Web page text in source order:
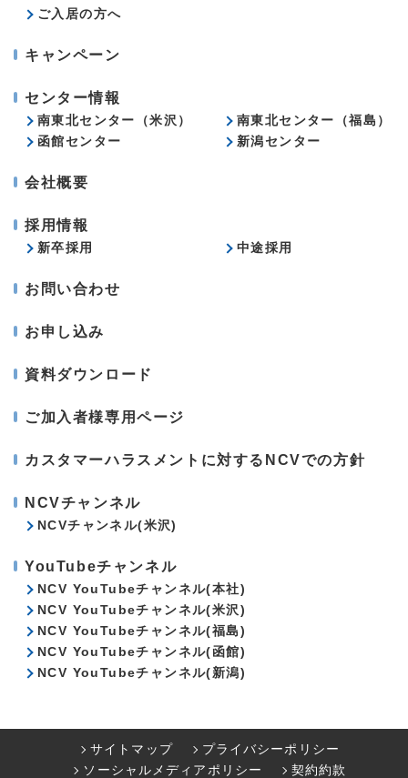
ご入居の方へ
キャンペーン
センター情報
南東北センター（米沢）
南東北センター（福島）
函館センター
新潟センター
会社概要
採用情報
新卒採用 中途採用
お問い合わせ
お申し込み
資料ダウンロード
ご加入者様専用ページ
カスタマーハラスメントに対するNCVでの方針
NCVチャンネル
NCVチャンネル(米沢)
YouTubeチャンネル
NCV YouTubeチャンネル(本社)
NCV YouTubeチャンネル(米沢)
NCV YouTubeチャンネル(福島)
NCV YouTubeチャンネル(函館)
NCV YouTubeチャンネル(新潟)
サイトマップ
プライバシーポリシー
ソーシャルメディアポリシー
契約約款